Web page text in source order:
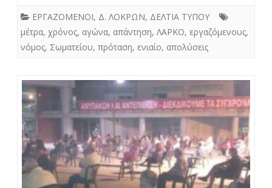
ΕΡΓΑΖΟΜΕΝΟΙ, Δ. ΛΟΚΡΩΝ, ΔΕΛΤΙΑ ΤΥΠΟΥ
μέτρα, χρόνος, αγώνα, απάντηση, ΛΑΡΚΟ, εργαζόμενους,
νόμος, Σωματείου, πρόταση, ενιαίο, απολύσεις